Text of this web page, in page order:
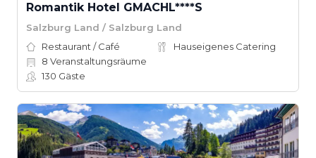
Romantik Hotel GMACHL****S
Salzburg Land / Salzburg Land
Restaurant / Café
Hauseigenes Catering
8 Veranstaltungsräume
130 Gäste